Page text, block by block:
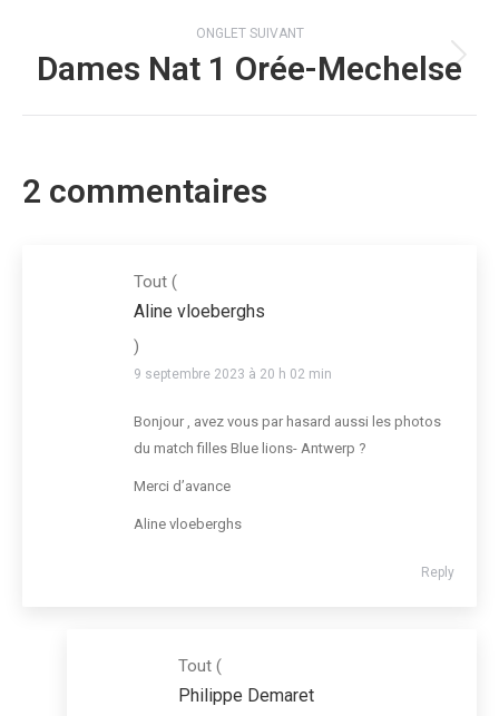
ONGLET SUIVANT
Onglet
Dames Nat 1 Orée-Mechelse
2 commentaires
Tout (
Aline vloeberghs
)
9 septembre 2023 à 20 h 02 min
Bonjour , avez vous par hasard aussi les photos
du match filles Blue lions- Antwerp ?
Merci d’avance
Aline vloeberghs
Reply
Tout (
Philippe Demaret